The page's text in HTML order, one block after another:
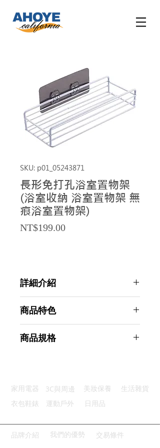
SKU: p01_05243871
長形免打孔浴室置物架
(浴室收納 浴室置物架 無
痕浴室置物架)
NT$199.00Price
詳細介紹
商品特色
快速安裝：免打孔便利安裝不傷牆
商品規格
主要材質：鐵質
商品尺寸：27*10.5*5.5cm
產地名稱：中國大陸
代理商：亞桓有限公司
家用電器 3C與周邊 美妝保養
生活雜貨
衣包鞋錶
運動戶外 日用品
品牌介紹 我們的優勢 交易條件